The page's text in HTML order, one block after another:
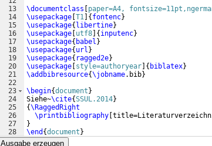
13
14
15
16
17
18
19
20
21
22
23
24
25
26
27
28
\documentclass
paper=A4,
\usepackage T1 { fontenc}
\usepackage{ libertine}
\usepackage utf8 { inputenc}
\usepackage{ babel }
\usepackage{ url }
\usepackage{ ragged2e}
\usepackage style=authoryear { biblatex}
\addbibresource{\jobname.bib}
\begin{document }
Siehe~\cite{SSUL.2014}
{\RaggedRight
\printbibliography
}
\end {document }
Ausgabe erzeugen